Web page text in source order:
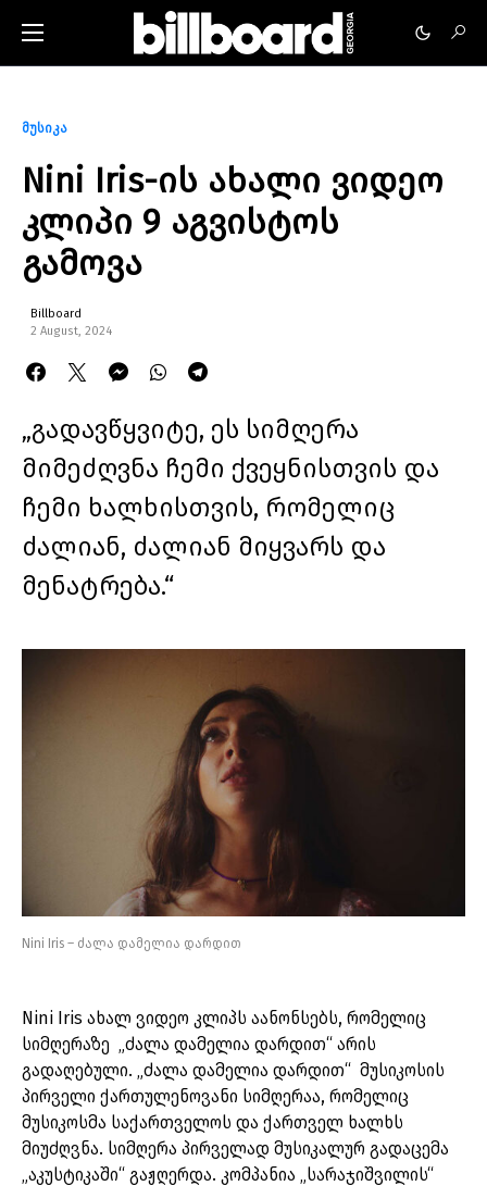
მუსიკა
Nini Iris-ის ახალი ვიდეო
კლიპი 9 აგვისტოს
გამოვა
Billboard
2 August, 2024
„გადავწყვიტე, ეს სიმღერა
მიმეძღვნა ჩემი ქვეყნისთვის და
ჩემი ხალხისთვის, რომელიც
ძალიან, ძალიან მიყვარს და
მენატრება.“
Nini Iris – ძალა დამელია დარდით
Nini Iris ახალ ვიდეო კლიპს აანონსებს, რომელიც
სიმღერაზე „ძალა დამელია დარდით“ არის
გადაღებული. „ძალა დამელია დარდით“ მუსიკოსის
პირველი ქართულენოვანი სიმღერაა, რომელიც
მუსიკოსმა საქართველოს და ქართველ ხალხს
მიუძღვნა. სიმღერა პირველად მუსიკალურ გადაცემა
„აკუსტიკაში“ გაჟღერდა. კომპანია „სარაჯიშვილის“